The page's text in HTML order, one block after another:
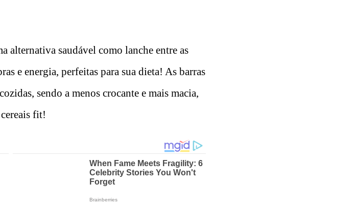
alternativa saudável como lanche entre as
e energia, perfeitas para sua dieta! As barras
sendo a menos crocante e mais macia,
fit!